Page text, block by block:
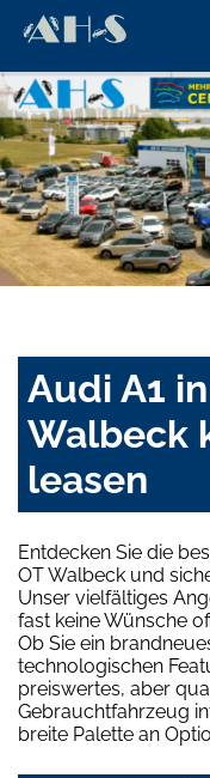
Audi A1
Walbeck
leasen
Entdecken Sie die
OT Walbeck und
Unser vielfältiges
fast keine Wünsche
Ob Sie ein
technologischen
preiswertes, aber
Gebrauchtfahrzeug
breite Palette an